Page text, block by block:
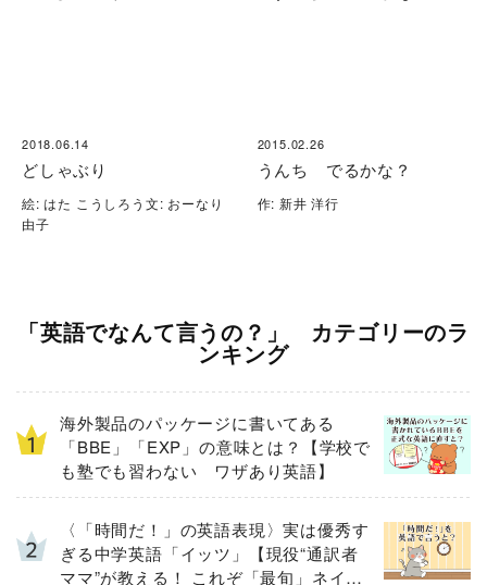
2018.06.14
どしゃぶり
絵: はた こうしろう文: おーなり
由子
2015.02.26
うんち でるかな？
作: 新井 洋行
「英語でなんて言うの？」 カテゴリーのラ
ンキング
海外製品のパッケージに書いてある
「BBE」「EXP」の意味とは？【学校で
も塾でも習わない ワザあり英語】
〈「時間だ！」の英語表現〉実は優秀す
ぎる中学英語「イッツ」【現役“通訳者
ママ”が教える！ これぞ「最旬」ネイテ